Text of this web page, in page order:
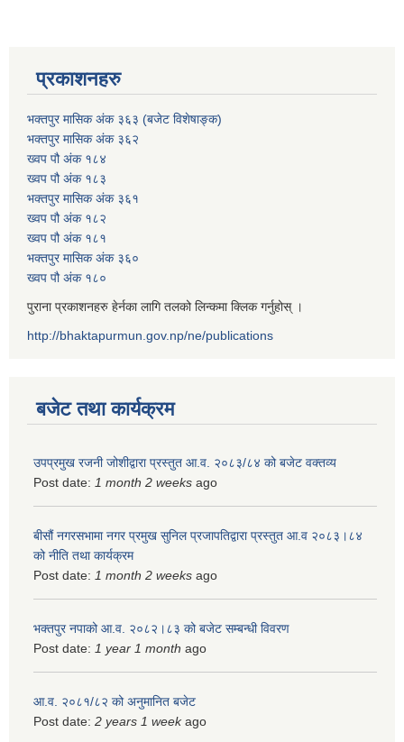
प्रकाशनहरु
भक्तपुर मासिक अंक ३६३ (बजेट विशेषाङ्क)
भक्तपुर मासिक अंक ३६२
ख्वप पौ अंक १८४
ख्वप पौ अंक १८३
भक्तपुर मासिक अंक ३६१
ख्वप पौ अंक १८२
ख्वप पौ अंक १८१
भक्तपुर मासिक अंक ३६०
ख्वप पौ अंक १८०
पुराना प्रकाशनहरु हेर्नका लागि तलको लिन्कमा क्लिक गर्नुहोस् ।
http://bhaktapurmun.gov.np/ne/publications
बजेट तथा कार्यक्रम
उपप्रमुख रजनी जोशीद्वारा प्रस्तुत आ.व. २०८३/८४ को बजेट वक्तव्य
Post date: 1 month 2 weeks ago
बीसौं नगरसभामा नगर प्रमुख सुनिल प्रजापतिद्वारा प्रस्तुत आ.व‍ २०८३।८४
को नीति तथा कार्यक्रम
Post date: 1 month 2 weeks ago
भक्तपुर नपाको आ.व. २०८२।८३ को बजेट सम्बन्धी विवरण
Post date: 1 year 1 month ago
आ.व. २०८१/८२ को अनुमानित बजेट
Post date: 2 years 1 weekago